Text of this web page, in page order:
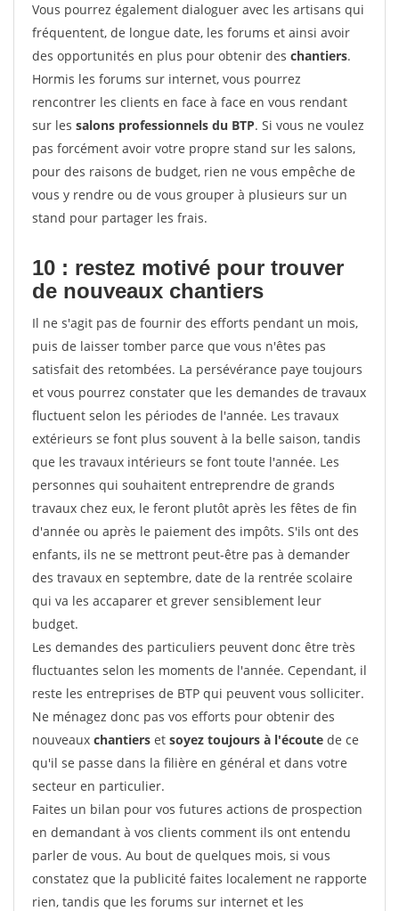
Vous pourrez également dialoguer avec les artisans qui
fréquentent, de longue date, les forums et ainsi avoir
des opportunités en plus pour obtenir des chantiers.
Hormis les forums sur internet, vous pourrez
rencontrer les clients en face à face en vous rendant
sur les salons professionnels du BTP. Si vous ne voulez
pas forcément avoir votre propre stand sur les salons,
pour des raisons de budget, rien ne vous empêche de
vous y rendre ou de vous grouper à plusieurs sur un
stand pour partager les frais.
10 : restez motivé pour trouver
de nouveaux chantiers
Il ne s'agit pas de fournir des efforts pendant un mois,
puis de laisser tomber parce que vous n'êtes pas
satisfait des retombées. La persévérance paye toujours
et vous pourrez constater que les demandes de travaux
fluctuent selon les périodes de l'année. Les travaux
extérieurs se font plus souvent à la belle saison, tandis
que les travaux intérieurs se font toute l'année. Les
personnes qui souhaitent entreprendre de grands
travaux chez eux, le feront plutôt après les fêtes de fin
d'année ou après le paiement des impôts. S'ils ont des
enfants, ils ne se mettront peut-être pas à demander
des travaux en septembre, date de la rentrée scolaire
qui va les accaparer et grever sensiblement leur
budget.
Les demandes des particuliers peuvent donc être très
fluctuantes selon les moments de l'année. Cependant, il
reste les entreprises de BTP qui peuvent vous solliciter.
Ne ménagez donc pas vos efforts pour obtenir des
nouveaux chantiers et soyez toujours à l'écoute de ce
qu'il se passe dans la filière en général et dans votre
secteur en particulier.
Faites un bilan pour vos futures actions de prospection
en demandant à vos clients comment ils ont entendu
parler de vous. Au bout de quelques mois, si vous
constatez que la publicité faites localement ne rapporte
rien, tandis que les forums sur internet et les